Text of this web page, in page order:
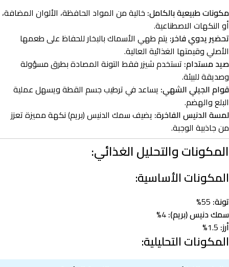
مكونات طبيعية بالكامل: خالية من المواد الحافظة، الألوان المضافة،
أو النكهات الاصطناعية.
تحضير يدوي فاخر: يتم طهي الأسماك بالبخار للحفاظ على طعمها
الأصلي وقيمتها الغذائية العالية.
صيد مستدام: تستخدم شيزر فقط التونة المصادة بطرق مسؤولة
وصديقة للبيئة.
قوام الجيلي الشهي: يساعد في ترطيب جسم القطة ويسهل عملية
البلع والهضم.
لمسة الدنيس الفاخرة: يضيف سمك الدنيس (بريم) نكهة مميزة تعزز
من جاذبية الوجبة.
المكونات والتحليل الغذائي:
المكونات الأساسية:
تونة:
سمك دنيس (بريم):
أرز:
المكونات التحليلية: